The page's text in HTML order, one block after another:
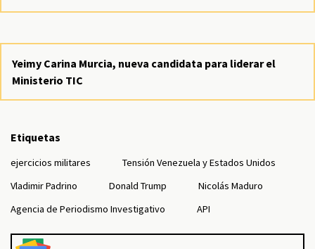
Yeimy Carina Murcia, nueva candidata para liderar el
Ministerio TIC
Etiquetas
ejercicios militares
Tensión Venezuela y Estados Unidos
Vladimir Padrino
Donald Trump
Nicolás Maduro
Agencia de Periodismo Investigativo
API